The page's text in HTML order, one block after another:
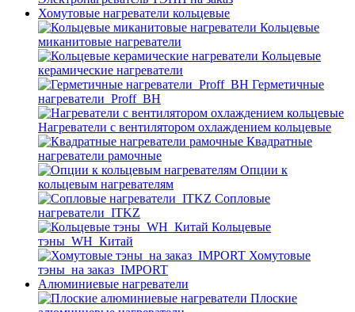
Хомутовые нагреватели кольцевые
Кольцевые
миканитовые нагреватели
Кольцевые
керамические нагреватели
Герметичные
нагреватели_Proff_BH
Нагреватели с вентилятором охлаждением кольцевые
Квадратные
нагреватели рамочные
Опции к
кольцевым нагревателям
Cопловые
нагреватели_ITKZ
Кольцевые
тэны_WH_Китай
Хомутовые
тэны_на заказ_IMPORT
Алюминиевые нагреватели
Плоские